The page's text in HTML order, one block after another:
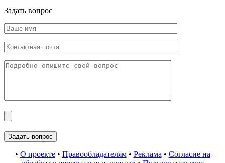
Задать вопрос
• О проекте• Правообладателям• Реклама • Согласие на